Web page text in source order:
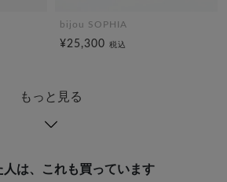
bijou SOPHIA
¥25,300 税込
もっと見る
人は、これも買っています